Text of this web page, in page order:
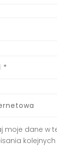
moje dane w